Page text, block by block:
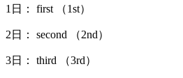
1日： first （1st）
2日： second （2nd）
3日： third （3rd）